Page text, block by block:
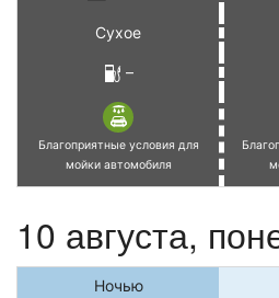
Сухое
–
Благоприятные условия для
мойки автомобиля
10 августа,
Ночью